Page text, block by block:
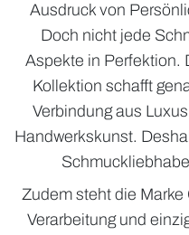
Ausdruck von
Doch nicht jede
Aspekte in Perfektion.
Kollektion schafft
Verbindung aus
Handwerkskunst.
Zudem steht die
Verarbeitung und